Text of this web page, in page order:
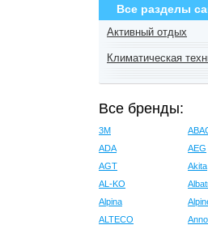
Все разделы
Активный отдых
Климатическая
Все бренды:
3M
ADA
AEG
AGT
Akita
AL-KO
Alpina
ALTECO